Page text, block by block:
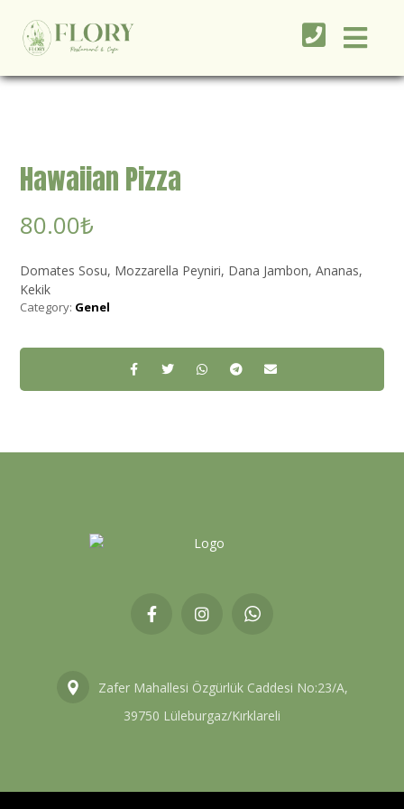
Hawaiian Pizza
80.00₺
Domates Sosu, Mozzarella Peyniri, Dana Jambon, Ananas,
Kekik
Category: Genel
Zafer Mahallesi Özgürlük Caddesi No:23/A,
39750 Lüleburgaz/Kırklareli